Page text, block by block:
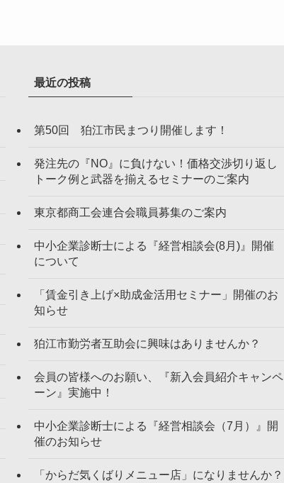
最近の投稿
第50回 狛江市民まつり開催します！
発注先の『NO』に負けない！価格交渉切り返し
トーク例と武器を揃えるセミナーのご案内
東京都商工会連合会職員募集のご案内
中小企業診断士による『経営相談会(8月)』開催
について
「賃金引き上げ×助成金活用セミナー」開催のお
知らせ
狛江市勤労者互助会に興味はありませんか？
会員の皆様へのお願い、『新入会員紹介キャンペ
ーン』実施中！
中小企業診断士による『経営相談会（7月）』開
催のお知らせ
「からだ気くばりメニュー店」になりませんか？